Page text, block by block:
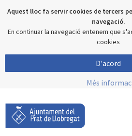
Aquest lloc fa servir cookies de tercers
navegació.
En continuar la navegació entenem que
cookies
D'acord
Més